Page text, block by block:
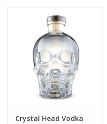
Relatiegeschenken
Crystal Head Vodka